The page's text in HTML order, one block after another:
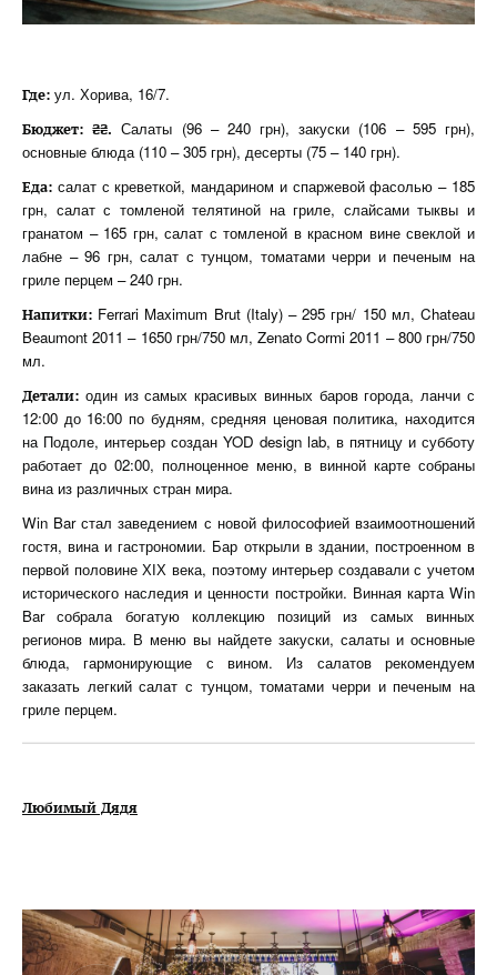
Где: ул. Хорива, 16/7.
Бюджет: ₴₴. Салаты (96 – 240 грн), закуски (106 – 595 грн),
основные блюда (110 – 305 грн), десерты (75 – 140 грн).
Еда: салат с креветкой, мандарином и спаржевой фасолью – 185
грн, салат с томленой телятиной на гриле, слайсами тыквы и
гранатом – 165 грн, салат с томленой в красном вине свеклой и
лабне – 96 грн, салат с тунцом, томатами черри и печеным на
гриле перцем – 240 грн.
Напитки: Ferrari Maximum Brut (Italy) – 295 грн/ 150 мл, Chateau
Beaumont 2011 – 1650 грн/750 мл, Zenato Cormi 2011 – 800 грн/750
мл.
Детали: один из самых красивых винных баров города, ланчи с
12:00 до 16:00 по будням, средняя ценовая политика, находится
на Подоле, интерьер создан YOD design lab, в пятницу и субботу
работает до 02:00, полноценное меню, в винной карте собраны
вина из различных стран мира.
Win Bar стал заведением с новой философией взаимоотношений
гостя, вина и гастрономии. Бар открыли в здании, построенном в
первой половине ХІХ века, поэтому интерьер создавали с учетом
исторического наследия и ценности постройки. Винная карта Win
Bar собрала богатую коллекцию позиций из самых винных
регионов мира. В меню вы найдете закуски, салаты и основные
блюда, гармонирующие с вином. Из салатов рекомендуем
заказать легкий салат с тунцом, томатами черри и печеным на
гриле перцем.
Любимый Дядя